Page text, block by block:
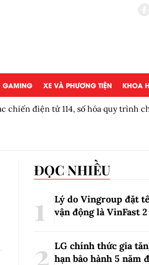
GAMING XE VÀ PHƯƠNG TIỆN KHOA
chiến điện tử 114, số hóa quy trình
ĐỌC NHIỀU
Lý do Vingroup đặt
vận động là VinFast2
LG chính thức gia
hạn bảo hành 5 năm